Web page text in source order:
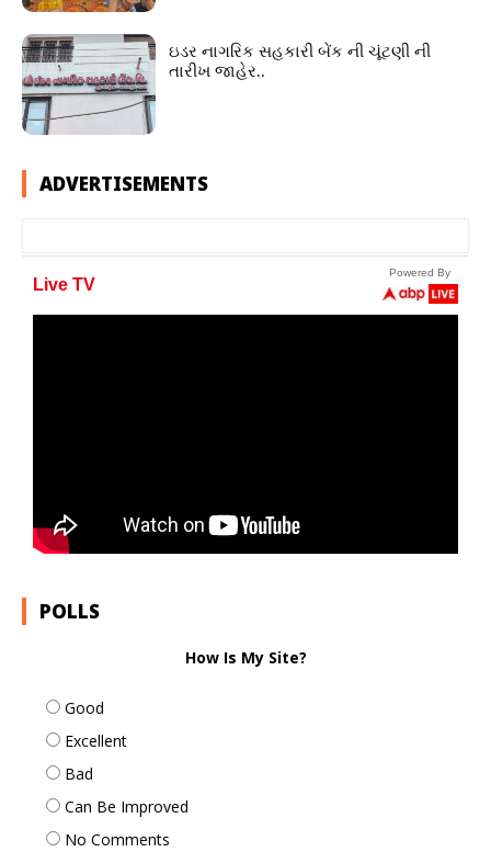
ઇડર નાગરિક સહકારી બેંક ની ચૂંટણી ની
તારીખ જાહેર..
ADVERTISEMENTS
POLLS
How Is My Site?
Good
Excellent
Bad
Can Be Improved
No Comments